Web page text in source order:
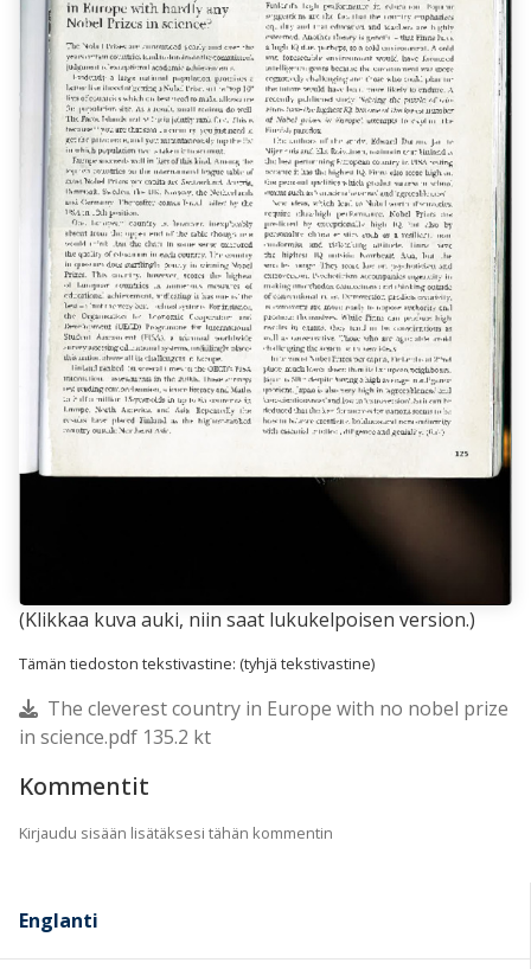
(Klikkaa kuva auki, niin saat lukukelpoisen version.)
Tämän tiedoston tekstivastine: (tyhjä tekstivastine)
The cleverest country in Europe with no nobel prize
in science.pdf 135.2 kt
Kommentit
Kirjaudu sisään lisätäksesi tähän kommentin
Englanti